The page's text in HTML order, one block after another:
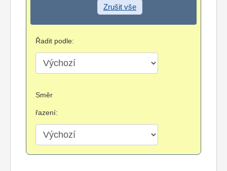
Zrušit vše
Řadit podle:
Směr
řazení: